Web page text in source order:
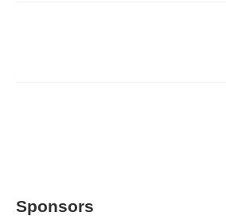
Sponsors